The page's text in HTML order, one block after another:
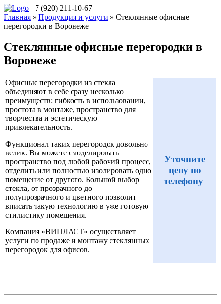
+7 (920) 211-10-67
Главная » Продукция и услуги » Стеклянные офисные
перегородки в Воронеже
Стеклянные офисные перегородки в
Воронеже
Офисные перегородки из стекла
объединяют в себе сразу несколько
преимуществ: гибкость в использовании,
простота в монтаже, пространство для
творчества и эстетическую
привлекательность.
Функционал таких перегородок довольно
велик. Вы можете смоделировать
пространство под любой рабочий процесс,
отделить или полностью изолировать одно
помещение от другого. Большой выбор
стекла, от прозрачного до
полупрозрачного и цветного позволит
вписать такую технологию в уже готовую
стилистику помещения.
Компания «ВИПЛАСТ» осуществляет
услуги по продаже и монтажу стеклянных
перегородок для офисов.
Уточните
цену по
телефону